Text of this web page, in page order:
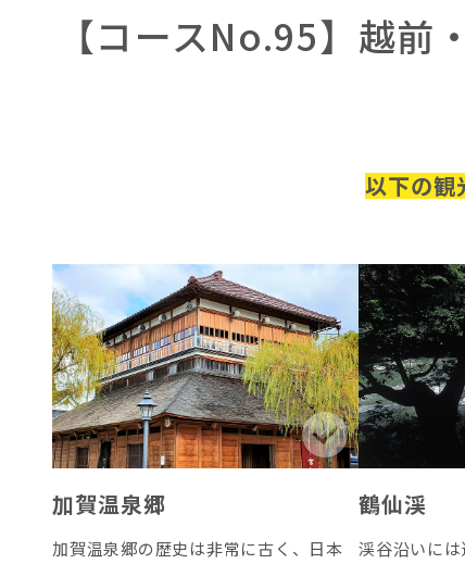
【コースNo.95】越
以下の観
加賀温泉郷
加賀温泉郷の歴史は非常に古く、日本
鶴仙渓
渓谷沿いに